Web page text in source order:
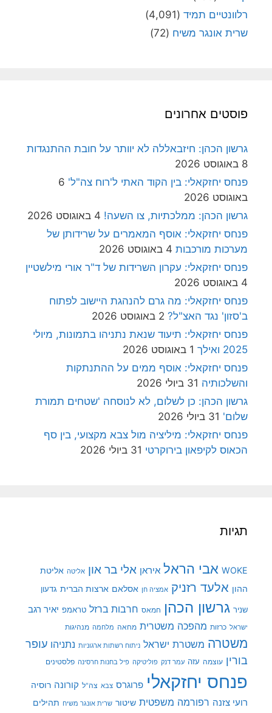
רלוונטיים תמיד (4,091)
שרית אונגר משיח (72)
פוסטים אחרונים
גרשון הכהן: חיזבאללה לא יוותר על חובת ההתנגדות
8 באוגוסט 2026
פנחס יחזקאלי: בין הקוד האתי ל'רוח צה"ל' 6
באוגוסט 2026
גרשון הכהן: ממלכתיות, צו השעה! 4 באוגוסט 2026
פנחס יחזקאלי: אוסף המאמרים על שרידותן של
מערכות מורכבות 4 באוגוסט 2026
פנחס יחזקאלי: עקרון השרידות של ד"ר אורי מילשטיין
4 באוגוסט 2026
פנחס יחזקאלי: מה גרם להנהגת היישוב לפתוח
ב'סזון' נגד האצ"ל? 2 באוגוסט 2026
פנחס יחזקאלי: תיעוד שנאת נתניהו בתמונות, מיולי
2025 ואילך
1 באוגוסט 2026
פנחס יחזקאלי: אוסף ממים על ההתנתקות
והשלכותיה 31 ביולי 2026
גרשון הכהן: כן לשלום, לא לנוסחה 'שטחים תמורת
שלום' 31 ביולי 2026
פנחס יחזקאלי: מיליציה מול צבא מקצועי, בין סף
הכאוס לקיפאון בירוקרטי 31 ביולי 2026
תגיות
WOKE אבי הראל איראן אלי בר און אליטה אליטת
ההון אלעד רזניק אמציה חן אסלאם ארצות הברית גדעון
שניר גרשון הכהן חמאס חרבות ברזל טראמפ יאיר רגב
ישראל כרזות מהפכה משטרית מחאה מלחמה מנהיגות
משטרה משטרת ישראל ניתוח רשתות ארגוניות נתניהו עופר
בורין עוצמה עזה עמר דנק פוליטיקה פיל בחנות חרסינה פלסטינים
פנחס יחזקאלי פרוגרס צבא צה"ל קורונה רוסיה
רועי צזנה רפורמה משפטית שיטור שרית אונגר משיח תהילים